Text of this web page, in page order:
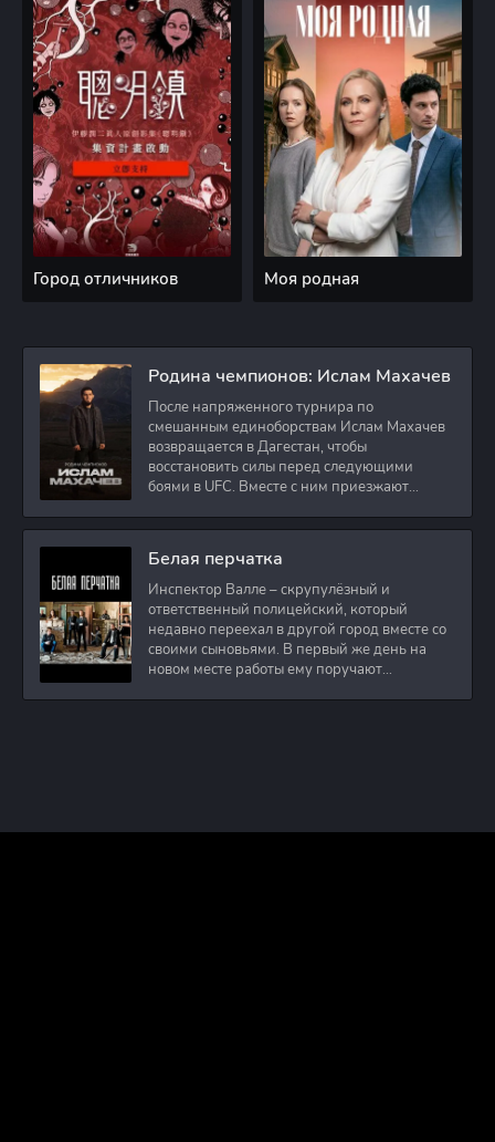
Город отличников Моя родная
Родина чемпионов: Ислам Махачев
После напряженного турнира по
смешанным единоборствам Ислам Махачев
возвращается в Дагестан, чтобы
восстановить силы перед следующими
боями в UFC. Вместе с ним приезжают
Белая перчатка
Инспектор Валле – скрупулёзный и
ответственный полицейский, который
недавно переехал в другой город вместе со
своими сыновьями. В первый же день на
новом месте работы ему поручают